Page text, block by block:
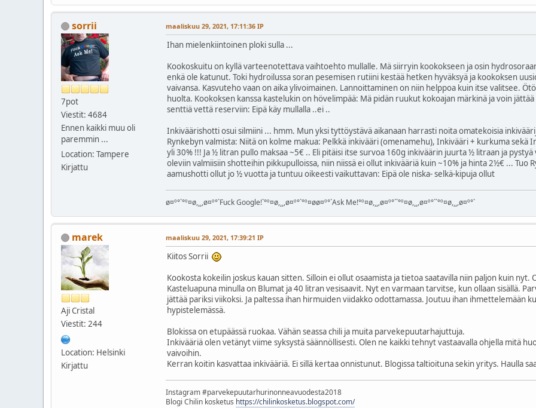
sorrii
7pot
Viestit: 4684
Ennen kaikki muu oli
paremmin ...
Location: Tampere
Kirjattu
maaliskuu 29, 2021, 17:11:36 IP
Ihan mielenkiintoinen ploki sulla ...
Kookoskuitu on kyllä varteenotettava vaihtoehto mullalle. Mä siirryin kookokseen ja osin
enkä ole katunut. Toki hydroilussa soran pesemisen rutiini kestää hetken hyväksyä ja kookoksen
vaivansa. Kasvuteho vaan on aika ylivoimainen. Lannoittaminen on niin helppoa kuin itse valitsee.
huolta. Kookoksen kanssa kastelukin on hövelimpää: Mä pidän ruukut kokoajan märkinä ja voin
senttiä vettä reserviin: Eipä käy mullalla ..ei ..
Inkiväärishotti osui silmiini ... hmm. Mun yksi tyttöystävä aikanaan harrasti noita omatekoisia
Rynkebyn valmista: Niitä on kolme makua: Pelkkä inkivääri (omenamehu), Inkivääri + kurkuma sekä
yli 30% !!! Ja ½ litran pullo maksaa ~5€ .. Eli pitäisi itse survoa 160g inkiväärin juurta ½ litraan ja
oleviin valmiisiin shotteihin pikkupulloissa, niin niissä ei ollut inkivääriä kuin ~10% ja hinta 2½€ ... Tuo
aamushotti ollut jo ½ vuotta ja tuntuu oikeesti vaikuttavan: Eipä ole niska- selkä-kipuja ollut
ø¤º°`°º¤ø,¸¸,ø¤º°`Fuck Google!`°º¤ø,¸¸,ø¤º°`°º¤øø¤º°`Ask Me!°º¤ø,¸¸,ø¤º°``°º¤ø,¸¸,ø¤º°``°º¤ø,¸¸,ø¤º°`
marek
Aji Cristal
Viestit: 244
Location: Helsinki
Kirjattu
maaliskuu 29, 2021, 17:39:21 IP
Kiitos Sorrii
Kookosta kokeilin joskus kauan sitten. Silloin ei ollut osaamista ja tietoa saatavilla niin paljon kuin nyt.
Kasteluapuna minulla on Blumat ja 40 litran vesisaavit. Nyt en varmaan tarvitse, kun ollaan sisällä.
jättää pariksi viikoksi. Ja paltessa ihan hirmuiden viidakko odottamassa. Joutuu ihan ihmettelemään
hypistelemässä.
Blokissa on etupäässä ruokaa. Vähän seassa chili ja muita parvekepuutarhajuttuja.
Inkivääriä olen vetänyt viime syksystä säännöllisesti. Olen ne kaikki tehnyt vastaavalla ohjella mitä
vaivoihin.
Kerran koitin kasvattaa inkivääriä. Ei sillä kertaa onnistunut. Blogissa taltioituna sekin yritys. Haulla
Instagram #parvekepuutarhurinonneavuodesta2018
Blogi Chilin kosketus https://chilinkosketus.blogspot.com/